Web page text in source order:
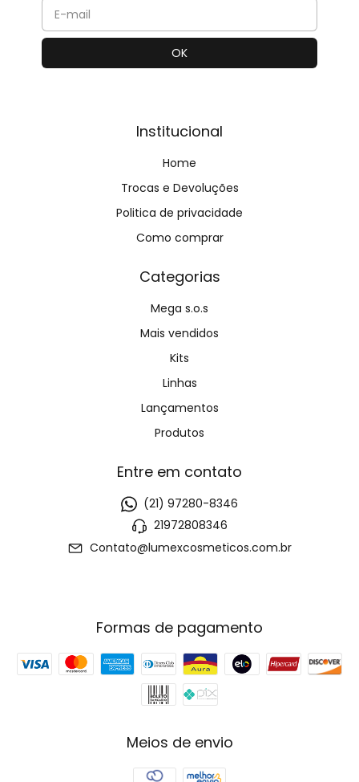
Institucional
Home
Trocas e Devoluções
Politica de privacidade
Como comprar
Categorias
Mega s.o.s
Mais vendidos
Kits
Linhas
Lançamentos
Produtos
Entre em contato
(21) 97280-8346
21972808346
Contato@lumexcosmeticos.com.br
Formas de pagamento
Meios de envio